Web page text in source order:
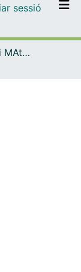
el DD
sessió (current)
OMADO (Objectes i MAterials DOcents)